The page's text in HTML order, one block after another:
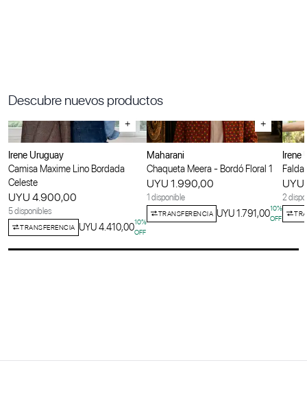
Descubre nuevos productos
+
Irene Uruguay
Camisa Maxime Lino Bordada
Celeste
UYU 4.900,00
5 disponibles
TRANSFERENCIA UYU 4.410,0010%
OFF
+
Maharani
Chaqueta Meera - Bordó Floral 1
UYU 1.990,00
1 disponible
TRANSFERENCIA UYU 1.791,0010%
OFF
Irene
Falda
2